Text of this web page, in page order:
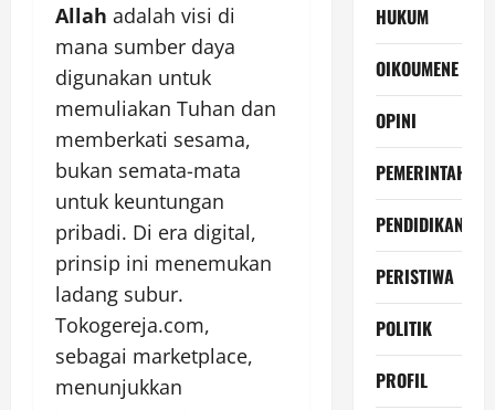
Allah adalah visi di
mana sumber daya
digunakan untuk
memuliakan Tuhan dan
memberkati sesama,
bukan semata-mata
untuk keuntungan
pribadi. Di era digital,
prinsip ini menemukan
ladang subur.
Tokogereja.com,
sebagai marketplace,
menunjukkan
HUKUM
OIKOUMENE
OPINI
PEMERINTAH
PENDIDIKAN
PERISTIWA
POLITIK
PROFIL